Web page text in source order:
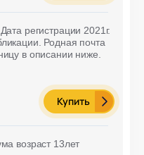
регистрации 2021г.
Родная почта
в описании ниже.
Купить
возраст 13лет